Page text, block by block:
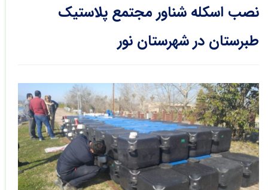
نصب اسکله شناور مجتمع پلاستیک
طبرستان در شهرستان نور